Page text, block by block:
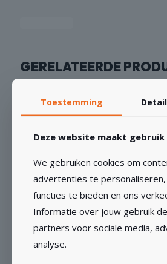
GERELATEERDE
TOEVOEGEN AAN
Toestemming
Deze website maakt gebruik
We gebruiken cookies om
advertenties te personaliseren,
functies te bieden en ons
Informatie over jouw gebruik
partners voor sociale media,
analyse.